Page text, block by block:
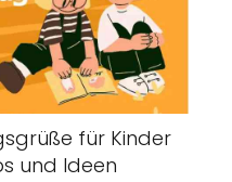
für Kinder
und Ideen